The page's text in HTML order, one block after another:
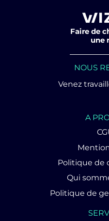
Venez
NOUS
Faire de
une
Qui
Politique de
A
Politique de